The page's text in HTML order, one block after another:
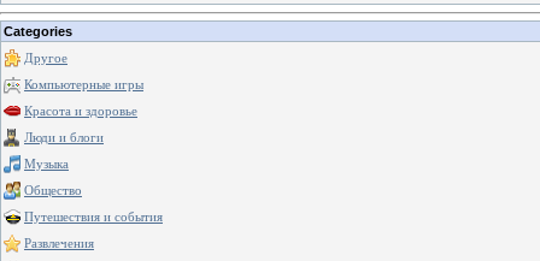
Categories
Другое
Компьютерные игры
Красота и здоровье
Люди и блоги
Музыка
Общество
Путешествия и события
Развлечения